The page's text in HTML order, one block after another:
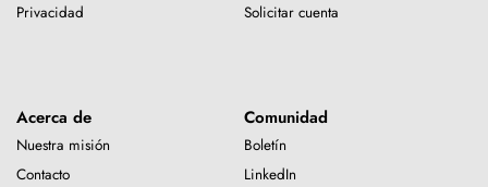
Privacidad
Solicitar cuenta
Acerca de
Nuestra misión
Contacto
Comunidad
Boletín
LinkedIn